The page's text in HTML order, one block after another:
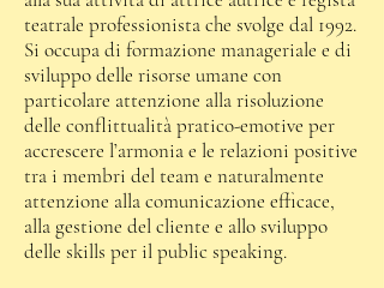
teatrale professionista che svolge dal 1992.
Si occupa di formazione manageriale e di
sviluppo delle risorse umane con
particolare attenzione alla risoluzione
delle conflittualità pratico-emotive per
accrescere l’armonia e le relazioni positive
tra i membri del team e naturalmente
attenzione alla comunicazione efficace,
alla gestione del cliente e allo sviluppo
delle skills per il public speaking.